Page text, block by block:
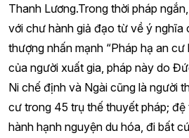
Thanh Lương.Trong thời pháp
với chư hành giả đạo từ về ý nghĩa
thượng nhấn mạnh “Pháp hạ an
của người xuất gia, pháp này do
Ni chế định và Ngài cũng là người
cư trong 45 trụ thế thuyết pháp;
hành hạnh nguyện du hóa, đi bất